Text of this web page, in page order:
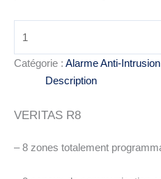
TEXECOM
VERITAS
Catégorie : Alarme Anti-Intrusion
Description
VERITAS R8
– 8 zones totalement